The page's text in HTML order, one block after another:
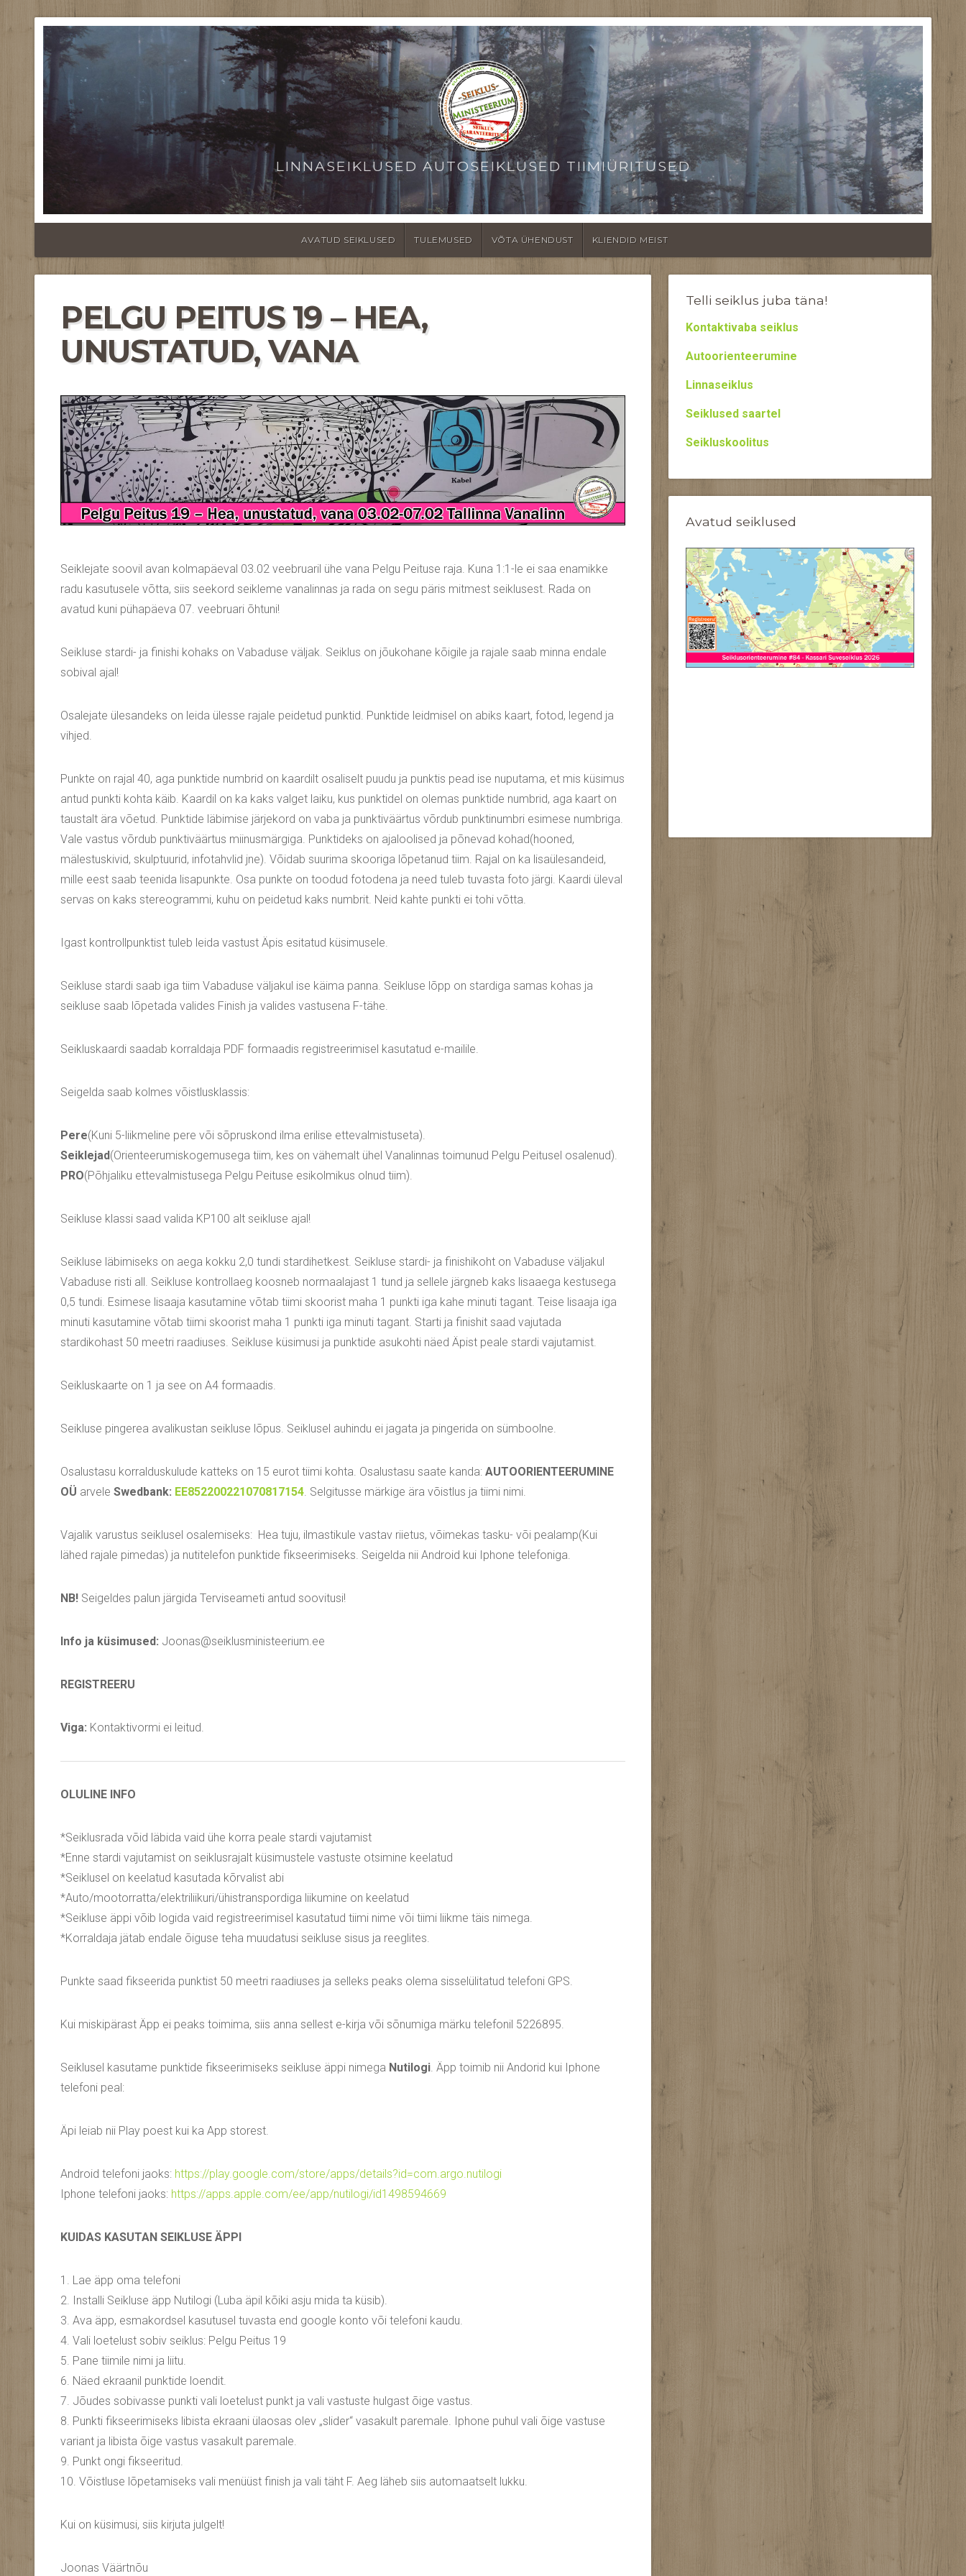
LINNASEIKLUSED AUTOSEIKLUSED TIIMIÜRITUSED
AVATUD SEIKLUSED TULEMUSED VÕTA ÜHENDUST KLIENDID MEIST
PELGU PEITUS 19 – HEA,
UNUSTATUD, VANA
Seiklejate soovil avan kolmapäeval 03.02 veebruaril ühe vana Pelgu Peituse raja. Kuna 1:1-le ei saa enamikke
radu kasutusele võtta, siis seekord seikleme vanalinnas ja rada on segu päris mitmest seiklusest. Rada on
avatud kuni pühapäeva 07. veebruari õhtuni!
Seikluse stardi- ja finishi kohaks on Vabaduse väljak. Seiklus on jõukohane kõigile ja rajale saab minna endale
sobival ajal!
Osalejate ülesandeks on leida ülesse rajale peidetud punktid. Punktide leidmisel on abiks kaart, fotod, legend ja
vihjed.
Punkte on rajal 40, aga punktide numbrid on kaardilt osaliselt puudu ja punktis pead ise nuputama, et mis küsimus
antud punkti kohta käib. Kaardil on ka kaks valget laiku, kus punktidel on olemas punktide numbrid, aga kaart on
taustalt ära võetud. Punktide läbimise järjekord on vaba ja punktiväärtus võrdub punktinumbri esimese numbriga.
Vale vastus võrdub punktiväärtus miinusmärgiga. Punktideks on ajaloolised ja põnevad kohad(hooned,
mälestuskivid, skulptuurid, infotahvlid jne). Võidab suurima skooriga lõpetanud tiim. Rajal on ka lisaülesandeid,
mille eest saab teenida lisapunkte. Osa punkte on toodud fotodena ja need tuleb tuvasta foto järgi. Kaardi üleval
servas on kaks stereogrammi, kuhu on peidetud kaks numbrit. Neid kahte punkti ei tohi võtta.
Igast kontrollpunktist tuleb leida vastust Äpis esitatud küsimusele.
Seikluse stardi saab iga tiim Vabaduse väljakul ise käima panna. Seikluse lõpp on stardiga samas kohas ja
seikluse saab lõpetada valides Finish ja valides vastusena F-tähe.
Seikluskaardi saadab korraldaja PDF formaadis registreerimisel kasutatud e-mailile.
Seigelda saab kolmes võistlusklassis:
Pere(Kuni 5-liikmeline pere või sõpruskond ilma erilise ettevalmistuseta).
Seiklejad(Orienteerumiskogemusega tiim, kes on vähemalt ühel Vanalinnas toimunud Pelgu Peitusel osalenud).
PRO(Põhjaliku ettevalmistusega Pelgu Peituse esikolmikus olnud tiim).
Seikluse klassi saad valida KP100 alt seikluse ajal!
Seikluse läbimiseks on aega kokku 2,0 tundi stardihetkest. Seikluse stardi- ja finishikoht on Vabaduse väljakul
Vabaduse risti all. Seikluse kontrollaeg koosneb normaalajast 1 tund ja sellele järgneb kaks lisaaega kestusega
0,5 tundi. Esimese lisaaja kasutamine võtab tiimi skoorist maha 1 punkti iga kahe minuti tagant. Teise lisaaja iga
minuti kasutamine võtab tiimi skoorist maha 1 punkti iga minuti tagant. Starti ja finishit saad vajutada
stardikohast 50 meetri raadiuses. Seikluse küsimusi ja punktide asukohti näed Äpist peale stardi vajutamist.
Seikluskaarte on 1 ja see on A4 formaadis.
Seikluse pingerea avalikustan seikluse lõpus. Seiklusel auhindu ei jagata ja pingerida on sümboolne.
Osalustasu korralduskulude katteks on 15 eurot tiimi kohta. Osalustasu saate kanda: AUTOORIENTEERUMINE
OÜ arvele Swedbank: EE852200221070817154. Selgitusse märkige ära võistlus ja tiimi nimi.
Vajalik varustus seiklusel osalemiseks: Hea tuju, ilmastikule vastav riietus, võimekas tasku- või pealamp(Kui
lähed rajale pimedas) ja nutitelefon punktide fikseerimiseks. Seigelda nii Android kui Iphone telefoniga.
NB! Seigeldes palun järgida Terviseameti antud soovitusi!
Info ja küsimused: Joonas@seiklusministeerium.ee
REGISTREERU
Viga: Kontaktivormi ei leitud.
OLULINE INFO
*Seiklusrada võid läbida vaid ühe korra peale stardi vajutamist
*Enne stardi vajutamist on seiklusrajalt küsimustele vastuste otsimine keelatud
*Seiklusel on keelatud kasutada kõrvalist abi
*Auto/mootorratta/elektriliikuri/ühistranspordiga liikumine on keelatud
*Seikluse äppi võib logida vaid registreerimisel kasutatud tiimi nime või tiimi liikme täis nimega.
*Korraldaja jätab endale õiguse teha muudatusi seikluse sisus ja reeglites.
Punkte saad fikseerida punktist 50 meetri raadiuses ja selleks peaks olema sisselülitatud telefoni GPS.
Kui miskipärast Äpp ei peaks toimima, siis anna sellest e-kirja või sõnumiga märku telefonil 5226895.
Seiklusel kasutame punktide fikseerimiseks seikluse äppi nimega Nutilogi. Äpp toimib nii Andorid kui Iphone
telefoni peal:
Äpi leiab nii Play poest kui ka App storest.
Android telefoni jaoks: https://play.google.com/store/apps/details?id=com.argo.nutilogi
Iphone telefoni jaoks: https://apps.apple.com/ee/app/nutilogi/id1498594669
KUIDAS KASUTAN SEIKLUSE ÄPPI
1. Lae äpp oma telefoni
2. Installi Seikluse äpp Nutilogi (Luba äpil kõiki asju mida ta küsib).
3. Ava äpp, esmakordsel kasutusel tuvasta end google konto või telefoni kaudu.
4. Vali loetelust sobiv seiklus: Pelgu Peitus 19
5. Pane tiimile nimi ja liitu.
6. Näed ekraanil punktide loendit.
7. Jõudes sobivasse punkti vali loetelust punkt ja vali vastuste hulgast õige vastus.
8. Punkti fikseerimiseks libista ekraani ülaosas olev „slider“ vasakult paremale. Iphone puhul vali õige vastuse
variant ja libista õige vastus vasakult paremale.
9. Punkt ongi fikseeritud.
10. Võistluse lõpetamiseks vali menüüst finish ja vali täht F. Aeg läheb siis automaatselt lukku.
Kui on küsimusi, siis kirjuta julgelt!
Joonas Väärtnõu
Telli seiklus juba täna!
Kontaktivaba seiklus
Autoorienteerumine
Linnaseiklus
Seiklused saartel
Seikluskoolitus
Avatud seiklused